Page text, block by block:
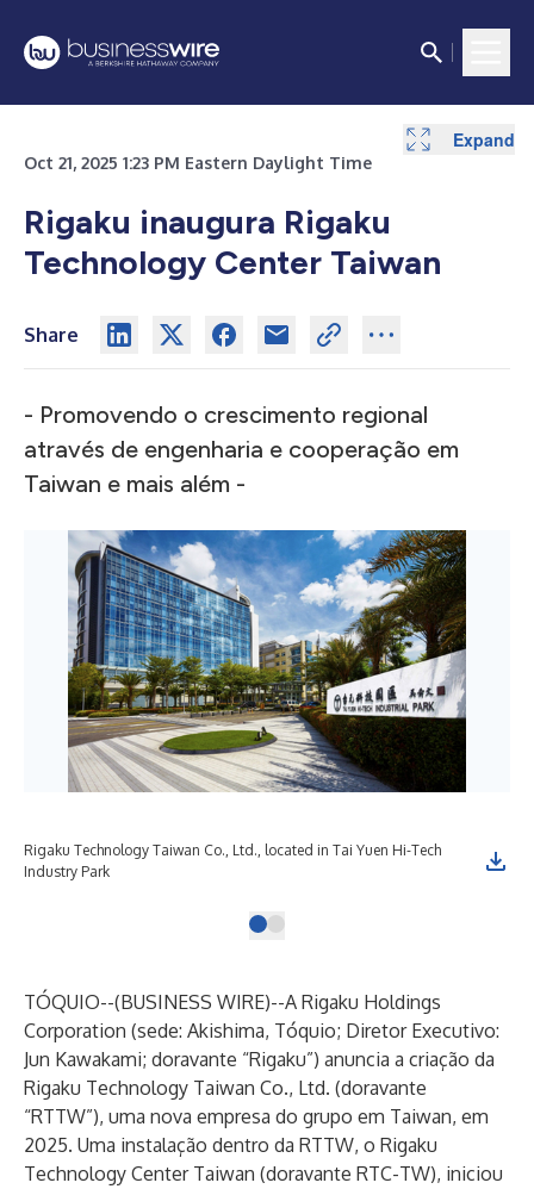
Oct 21, 2025 1:23 PM Eastern Daylight Time
Rigaku inaugura Rigaku
Technology Center Taiwan
Share
- Promovendo o crescimento regional
através de engenharia e cooperação em
Taiwan e mais além -
Rigaku Technology Taiwan Co., Ltd., located in Tai Yuen Hi-Tech
Industry Park
TÓQUIO--(BUSINESS WIRE)--A Rigaku Holdings
Corporation (sede: Akishima, Tóquio; Diretor Executivo:
Jun Kawakami; doravante “Rigaku”) anuncia a criação da
Rigaku Technology Taiwan Co., Ltd. (doravante
“RTTW”), uma nova empresa do grupo em Taiwan, em
2025. Uma instalação dentro da RTTW, o Rigaku
Technology Center Taiwan (doravante RTC-TW), iniciou
Expand